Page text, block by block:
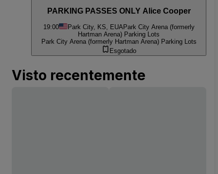
PARKING PASSES ONLY Alice Cooper
19:00 Park City, KS, EUAPark City Arena (formerly
Hartman Arena) Parking Lots
Park City Arena (formerly Hartman Arena) Parking Lots
Esgotado
Visto recentemente